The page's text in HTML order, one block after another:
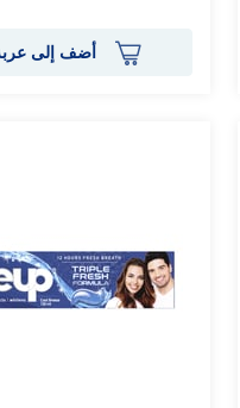
أضف إلى